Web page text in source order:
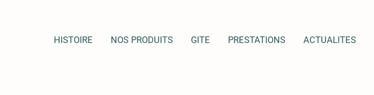
HISTOIRE NOS PRODUITS GITE PRESTATIONS ACTUALITES